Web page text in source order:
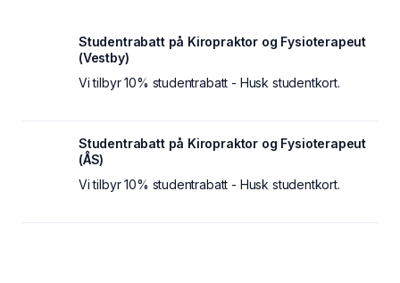
Studentrabatt på Kiropraktor og Fysioterapeut
(Vestby)
Vi tilbyr 10% studentrabatt - Husk studentkort.
Studentrabatt på Kiropraktor og Fysioterapeut
(ÅS)
Vi tilbyr 10% studentrabatt - Husk studentkort.